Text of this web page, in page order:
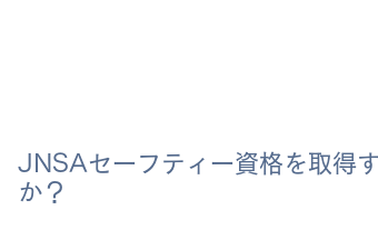
JNSAセーフティー資格を取得
か？